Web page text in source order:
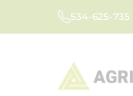
534-625-735